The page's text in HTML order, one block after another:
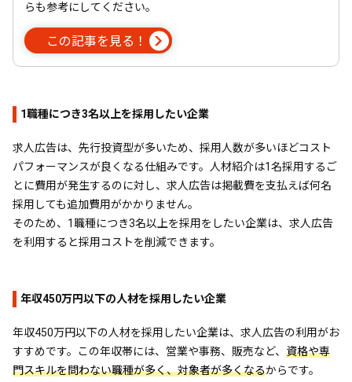
らも参考にしてください。
この記事を見る！
1職種につき3名以上を採用したい企業
求人広告は、先行投資型が多いため、採用人数が多いほどコスト
パフォーマンスが良くなる仕組みです。人材紹介は1名採用するご
とに費用が発生するのに対し、求人広告は掲載費を支払えば何名
採用しても追加費用がかかりません。
そのため、1職種につき3名以上を採用をしたい企業は、求人広告
を利用すると採用コストを削減できます。
年収450万円以下の人材を採用したい企業
年収450万円以下の人材を採用したい企業は、求人広告の利用がお
すすめです。この年収帯には、営業や事務、販売など、 資格や専
門スキルを問わない職種が多く、対象者が多くなるからです。